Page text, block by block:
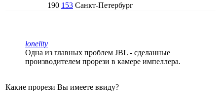
190 153 Санкт-Петербург
lonelity
Одна из главных проблем JBL - сделанные
производителем прорези в камере импеллера.
Какие прорези Вы имеете ввиду?